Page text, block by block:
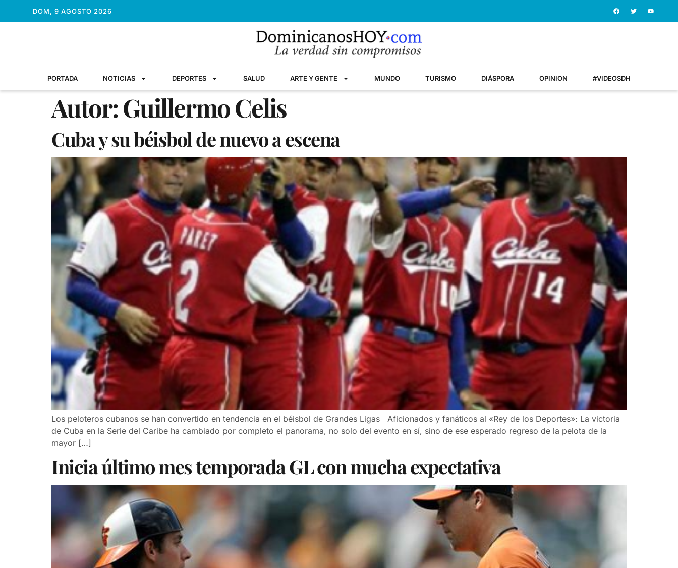
DOM, 9 AGOSTO 2026
PORTADA NOTICIAS DEPORTES SALUD ARTE Y GENTE MUNDO TURISMO DIÁSPORA OPINION #VIDEOSDH
Autor:Guillermo Celis
Cuba y su béisbol de nuevo a escena
Los peloteros cubanos se han convertido en tendencia en el béisbol de Grandes Ligas Aficionados y fanáticos al «Rey de los Deportes»: La victoria
de Cuba en la Serie del Caribe ha cambiado por completo el panorama, no solo del evento en sí, sino de ese esperado regreso de la pelota de la
mayor […]
Inicia último mes temporada GL con mucha expectativa